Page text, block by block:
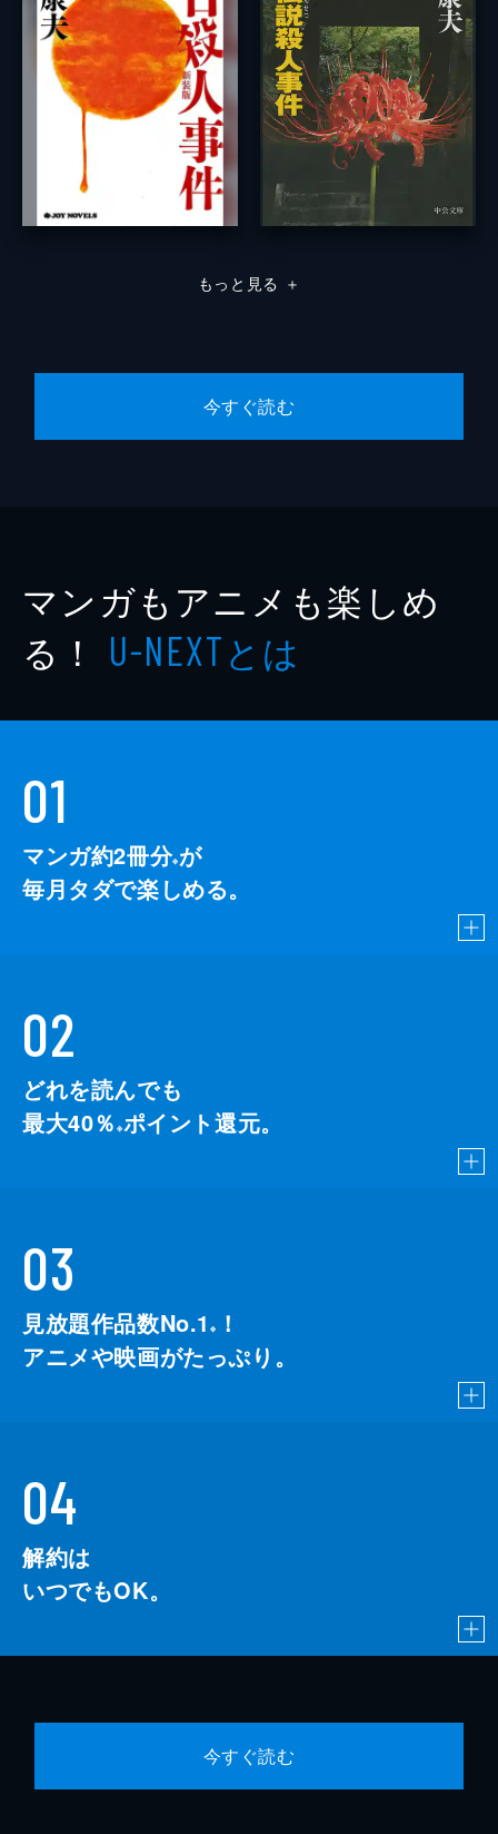
もっと見る ＋
今すぐ読む
マンガもアニメも楽しめ
る！ U-NEXTとは
01
マンガ約2冊分※が
毎月タダで楽しめる。
02
どれを読んでも
最大40％ ※ポイント還元。
03
見放題作品数No.1 ※
！
アニメや映画がたっぷり。
04
解約は
いつでもOK。
今すぐ読む